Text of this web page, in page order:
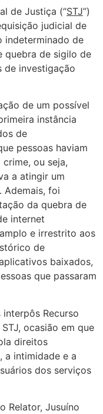
de Justiça (“STJ”)
judicial de
indeterminado de
quebra de sigilo de
de investigação
de um possível
instância
de
pessoas haviam
ou seja,
a atingir um
Ademais, foi
da quebra de
internet
e irrestrito aos
de
baixados,
que passaram
Recurso
ocasião em que
direitos
a intimidade e a
dos serviços
Relator, Jusuíno